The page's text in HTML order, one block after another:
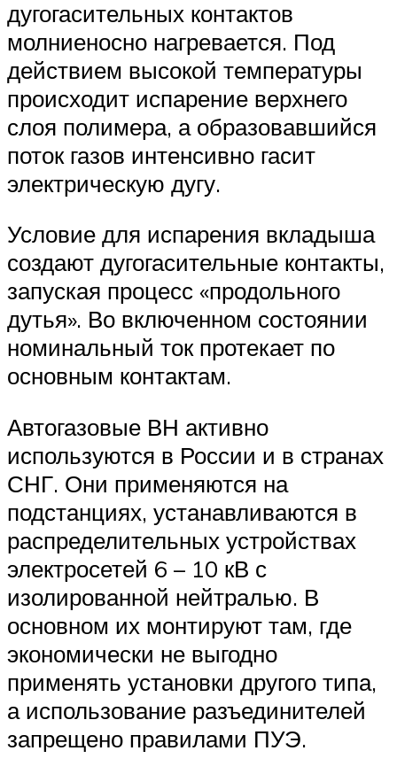
дугогасительных контактов
молниеносно нагревается. Под
действием высокой температуры
происходит испарение верхнего
слоя полимера, а образовавшийся
поток газов интенсивно гасит
электрическую дугу.
Условие для испарения вкладыша
создают дугогасительные контакты,
запуская процесс «продольного
дутья». Во включенном состоянии
номинальный ток протекает по
основным контактам.
Автогазовые ВН активно
используются в России и в странах
СНГ. Они применяются на
подстанциях, устанавливаются в
распределительных устройствах
электросетей 6 – 10 кВ с
изолированной нейтралью. В
основном их монтируют там, где
экономически не выгодно
применять установки другого типа,
а использование разъединителей
запрещено правилами ПУЭ.